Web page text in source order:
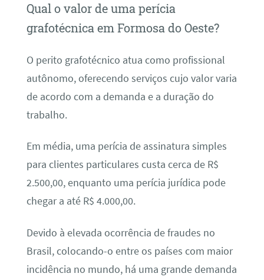
Qual o valor de uma perícia
grafotécnica em Formosa do Oeste?
O perito grafotécnico atua como profissional
autônomo, oferecendo serviços cujo valor varia
de acordo com a demanda e a duração do
trabalho.
Em média, uma perícia de assinatura simples
para clientes particulares custa cerca de R$
2.500,00, enquanto uma perícia jurídica pode
chegar a até R$ 4.000,00.
Devido à elevada ocorrência de fraudes no
Brasil, colocando-o entre os países com maior
incidência no mundo, há uma grande demanda